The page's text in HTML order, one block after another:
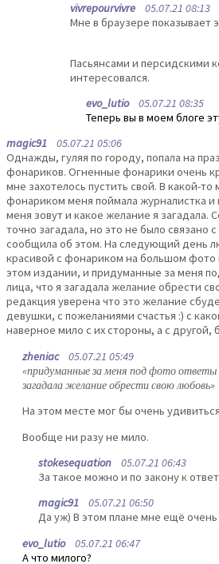
vivrepourvivre 05.07.21 08:13
Мне в браузере показывает
Пасьянсами и персидскими
интересовался.
evo_lutio05.07.21 08:35
Теперь вы в моем блоге
magic91 05.07.21 05:06
Однажды, гуляя по городу, попала на
фонариков. Огненные фонарики очень
мне захотелось пустить свой. В какой-то
фонариком меня поймала журналистка и
меня зовут и какое желание я загадала.
точно загадала, но это не было связано
сообщила об этом. На следующий день
красивой с фонариком на большом фото
этом издании, и придуманные за меня
лица, что я загадала желание обрести
редакция уверена что это желание
девушки, с пожеланиями счастья :) с
наверное мило с их стороны, а с другой,
zheniac05.07.21 05:49
«придуманные за меня под фото ответы
загадала желание обрести свою любовь»
На этом месте мог бы очень
Вообще ни разу не мило.
stokesequation 05.07.21 06:43
За такое можно и по закону к
magic91 05.07.21 06:50
Да уж) В этом плане мне ещё очень
evo_lutio05.07.21 06:47
А что милого?